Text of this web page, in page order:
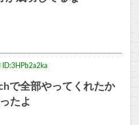
で全部やってくれたか
たよ